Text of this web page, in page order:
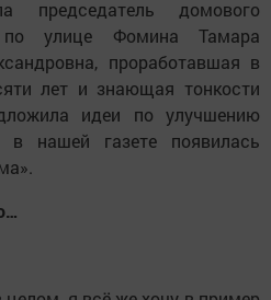
председатель домового
улице Фомина Тамара
проработавшая в
лет и знающая тонкости
идеи по улучшению
нашей газете появилась